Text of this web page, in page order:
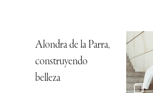
Alondra de la Parra,
construyendo
belleza